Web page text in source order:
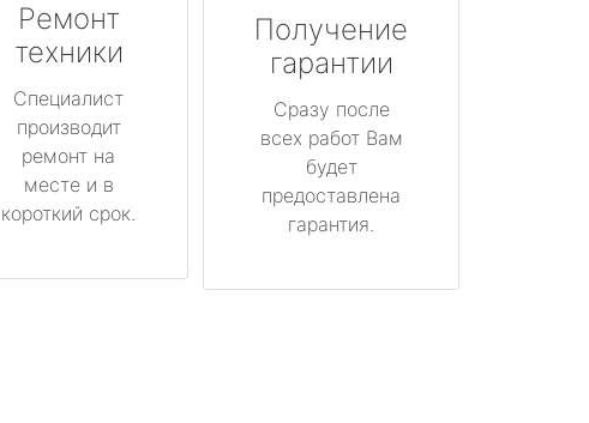
Ремонт
техники
Специалист
производит
ремонт на
месте и в
короткий срок.
Получение
гарантии
Сразу после
всех работ Вам
будет
предоставлена
гарантия.